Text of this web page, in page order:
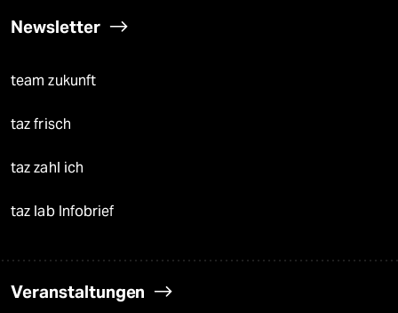
Newsletter
team zukunft
taz frisch
taz zahl ich
taz lab Infobrief
Veranstaltungen